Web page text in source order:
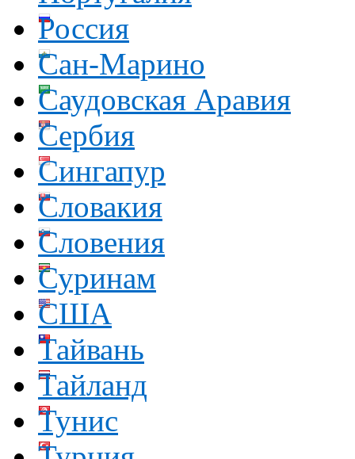
Россия
Сан-Марино
Саудовская Аравия
Сербия
Сингапур
Словакия
Словения
Суринам
США
Тайвань
Тайланд
Тунис